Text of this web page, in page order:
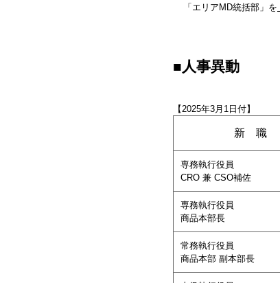
「エリアMD統括部」を
■人事異動
【2025年3月1日付】
新 職
専務執行役員
CRO 兼 CSO補佐
専務執行役員
商品本部長
常務執行役員
商品本部 副本部長